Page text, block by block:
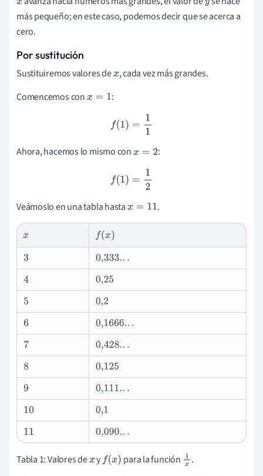
x y
más pequeño; en este caso, podemos decir que se acerca a
cero.
Por sustitución
Sustituiremos valores dex , cada vez más grandes.
Comencemos conx= 1
:
f(1) =1 1
Ahora, hacemos lo mismo conx= 2
:
f(1) =1 2
Veámoslo en una tabla hastax= 11 .
x f(x)
3
0,333...
4
0,25
5
0,2
6
0,1666...
7
0,428...
8
0,125
9
0,111...
10
0,1
11
0,090...
Tabla 1: Valores dex yf(x) para la función 1x.